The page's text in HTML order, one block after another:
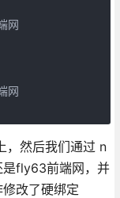
网
网
，然后我们通过 n
fly63前端网，并
改了硬绑定